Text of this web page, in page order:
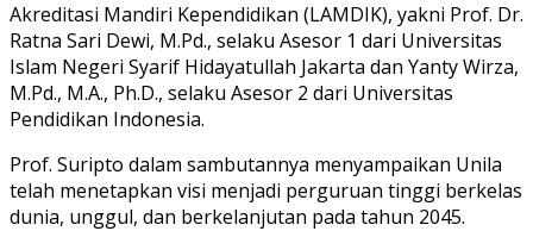
Akreditasi Mandiri Kependidikan (LAMDIK), yakni Prof. Dr.
Ratna Sari Dewi, M.Pd., selaku Asesor 1 dari Universitas
Islam Negeri Syarif Hidayatullah Jakarta dan Yanty Wirza,
M.Pd., M.A., Ph.D., selaku Asesor 2 dari Universitas
Pendidikan Indonesia.
Prof. Suripto dalam sambutannya menyampaikan Unila
telah menetapkan visi menjadi perguruan tinggi berkelas
dunia, unggul, dan berkelanjutan pada tahun 2045.